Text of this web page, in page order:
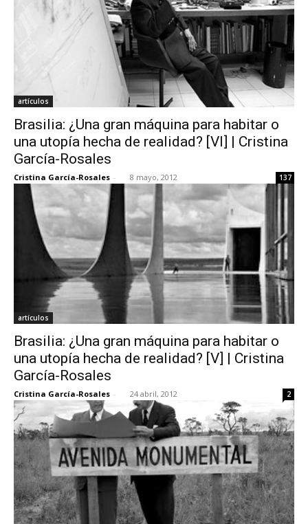
artículos
Brasilia: ¿Una gran máquina para habitar o
una utopía hecha de realidad? [VI] | Cristina
García-Rosales
Cristina García-Rosales - 8 mayo, 2012 137
artículos
Brasilia: ¿Una gran máquina para habitar o
una utopía hecha de realidad? [V] | Cristina
García-Rosales
Cristina García-Rosales - 24 abril, 2012 2